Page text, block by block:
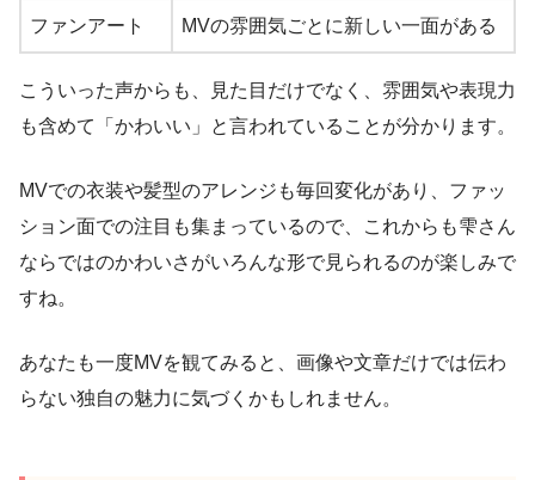
ファンアート MVの雰囲気ごとに新しい一面がある
こういった声からも、見た目だけでなく、雰囲気や表現力
も含めて「かわいい」と言われていることが分かります。
MVでの衣装や髪型のアレンジも毎回変化があり、ファッ
ション面での注目も集まっているので、これからも雫さん
ならではのかわいさがいろんな形で見られるのが楽しみで
すね。
あなたも一度MVを観てみると、画像や文章だけでは伝わ
らない独自の魅力に気づくかもしれません。